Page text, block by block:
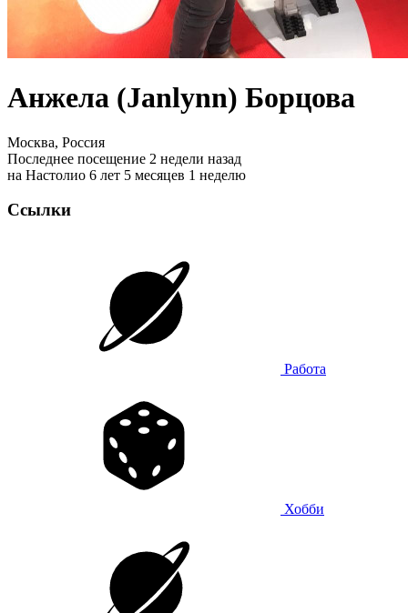
Анжела (Janlynn) Борцова
Москва, Россия
Последнее посещение 2 недели назад
на Настолио 6 лет 5 месяцев 1 неделю
Ссылки
Работа
Хобби